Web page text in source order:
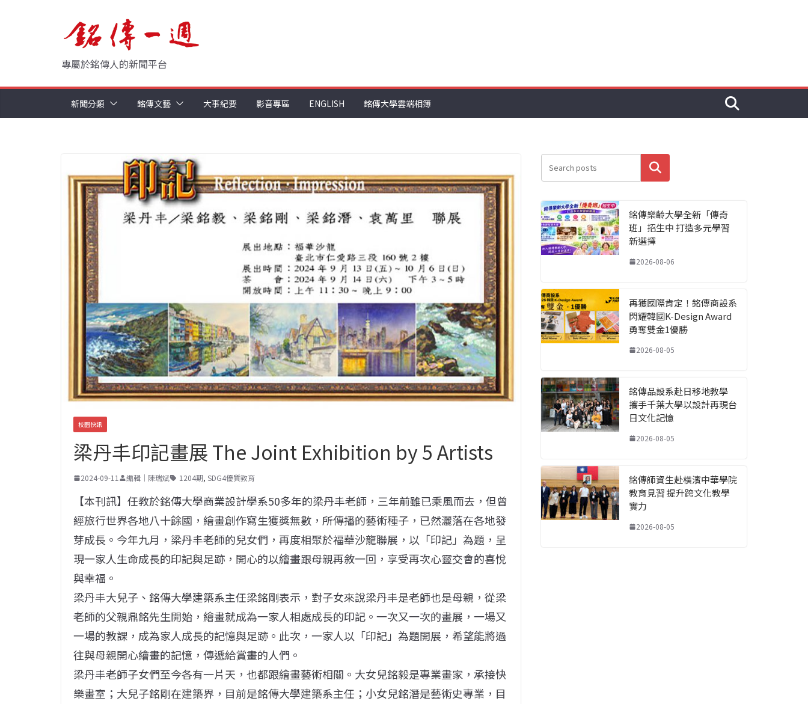
專屬於銘傳人的新聞平台
新聞分類 銘傳文藝 大事紀要 影音專區 ENGLISH 銘傳大學雲端相簿
校園快訊
梁丹丰印記畫展 The Joint Exhibition by 5 Artists
2024-09-11 編輯｜陳瑞斌 1204期, SDG4優質教育
【本刊訊】任教於銘傳大學商業設計學系50多年的梁丹丰老師，三年前雖已乘風而去，但曾
經旅行世界各地八十餘國，繪畫創作寫生獲獎無數，所傳播的藝術種子，已然灑落在各地發
芽成長。今年九月，梁丹丰老師的兒女們，再度相聚於福華沙龍聯展，以「印記」為題，呈
現一家人生命成長的印記與足跡，開心的以繪畫跟母親再敘一回，享受再次心靈交會的喜悅
與幸福。
梁丹丰大兒子、銘傳大學建築系主任梁銘剛表示，對子女來說梁丹丰是老師也是母親，從梁
老師的父親鼎銘先生開始，繪畫就成為一家人相處成長的印記。一次又一次的畫展，一場又
一場的教課，成為家人成長的記憶與足跡。此次，一家人以「印記」為題開展，希望能將過
往與母親開心繪畫的記憶，傳遞給賞畫的人們。
梁丹丰老師子女們至今各有一片天，也都跟繪畫藝術相關。大女兒銘毅是專業畫家，承接快
樂畫室；大兒子銘剛在建築界，目前是銘傳大學建築系主任；小女兒銘潛是藝術史專業，目
搜尋
銘傳樂齡大學全新「傳奇
班」招生中 打造多元學習
新選擇
2026-08-06
再獲國際肯定！銘傳商設系
閃耀韓國K-Design Award
勇奪雙金1優勝
2026-08-05
銘傳品設系赴日移地教學
攜手千葉大學以設計再現台
日文化記憶
2026-08-05
銘傳師資生赴橫濱中華學院
教育見習 提升跨文化教學
實力
2026-08-05